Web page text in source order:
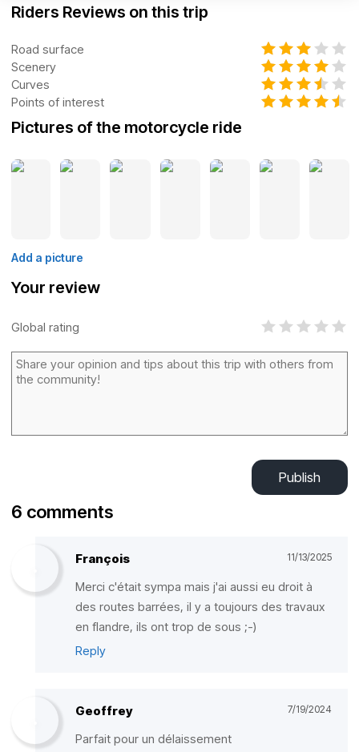
Riders Reviews on this trip
Road surface
Scenery
Curves
Points of interest
Pictures of the motorcycle ride
Add a picture
Your review
Global rating
Publish
6 comments
François 11/13/2025
Merci c'était sympa mais j'ai aussi eu droit à
des routes barrées, il y a toujours des travaux
en flandre, ils ont trop de sous ;-)
Reply
Geoffrey 7/19/2024
Parfait pour un délaissement